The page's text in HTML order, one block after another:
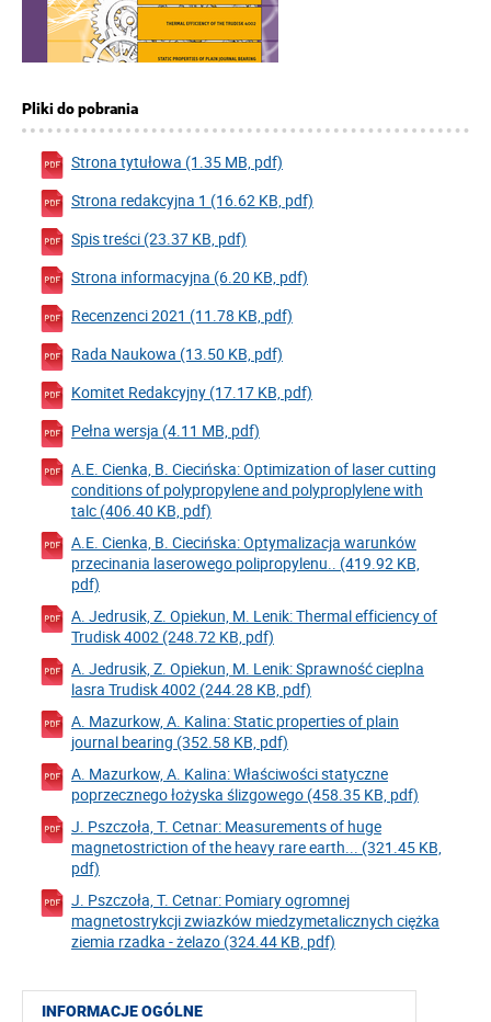
INFORMACJE OGÓLNE
Pliki do pobrania
Strona tytułowa (1.35 MB, pdf)
Strona redakcyjna 1 (16.62 KB, pdf)
Spis treści (23.37 KB, pdf)
Strona informacyjna (6.20 KB, pdf)
Recenzenci 2021 (11.78 KB, pdf)
Rada Naukowa (13.50 KB, pdf)
Komitet Redakcyjny (17.17 KB, pdf)
Pełna wersja (4.11 MB, pdf)
A.E. Cienka, B. Ciecińska: Optimization of laser cutting
conditions of polypropylene and polyproplylene with
talc (406.40 KB, pdf)
A.E. Cienka, B. Ciecińska: Optymalizacja warunków
przecinania laserowego polipropylenu.. (419.92 KB,
pdf)
A. Jedrusik, Z. Opiekun, M. Lenik: Thermal efficiency of
Trudisk 4002 (248.72 KB, pdf)
A. Jedrusik, Z. Opiekun, M. Lenik: Sprawność cieplna
lasra Trudisk 4002 (244.28 KB, pdf)
A. Mazurkow, A. Kalina: Static properties of plain
journal bearing (352.58 KB, pdf)
A. Mazurkow, A. Kalina: Właściwości statyczne
poprzecznego łożyska ślizgowego (458.35 KB, pdf)
J. Pszczoła, T. Cetnar: Measurements of huge
magnetostriction of the heavy rare earth... (321.45 KB,
pdf)
J. Pszczoła, T. Cetnar: Pomiary ogromnej
magnetostrykcji zwiazków miedzymetalicznych ciężka
ziemia rzadka - żelazo (324.44 KB, pdf)